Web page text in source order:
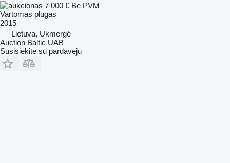
7 000 € Be PVM
Vartomas plūgas
2015
Lietuva, Ukmergė
Auction Baltic UAB
Susisiekite su pardavėju